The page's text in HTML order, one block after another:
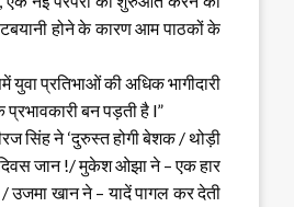
होने के कारण आम पाठकों के
प्रतिभाओं की अधिक भागीदारी
बन पड़ती है l”
सिंह ने ‘दुरुस्त होगी बेशक / थोड़ी
दिवस जान !/ मुकेश ओझा ने – एक हार
उजमा खान ने – यादें पागल कर देती